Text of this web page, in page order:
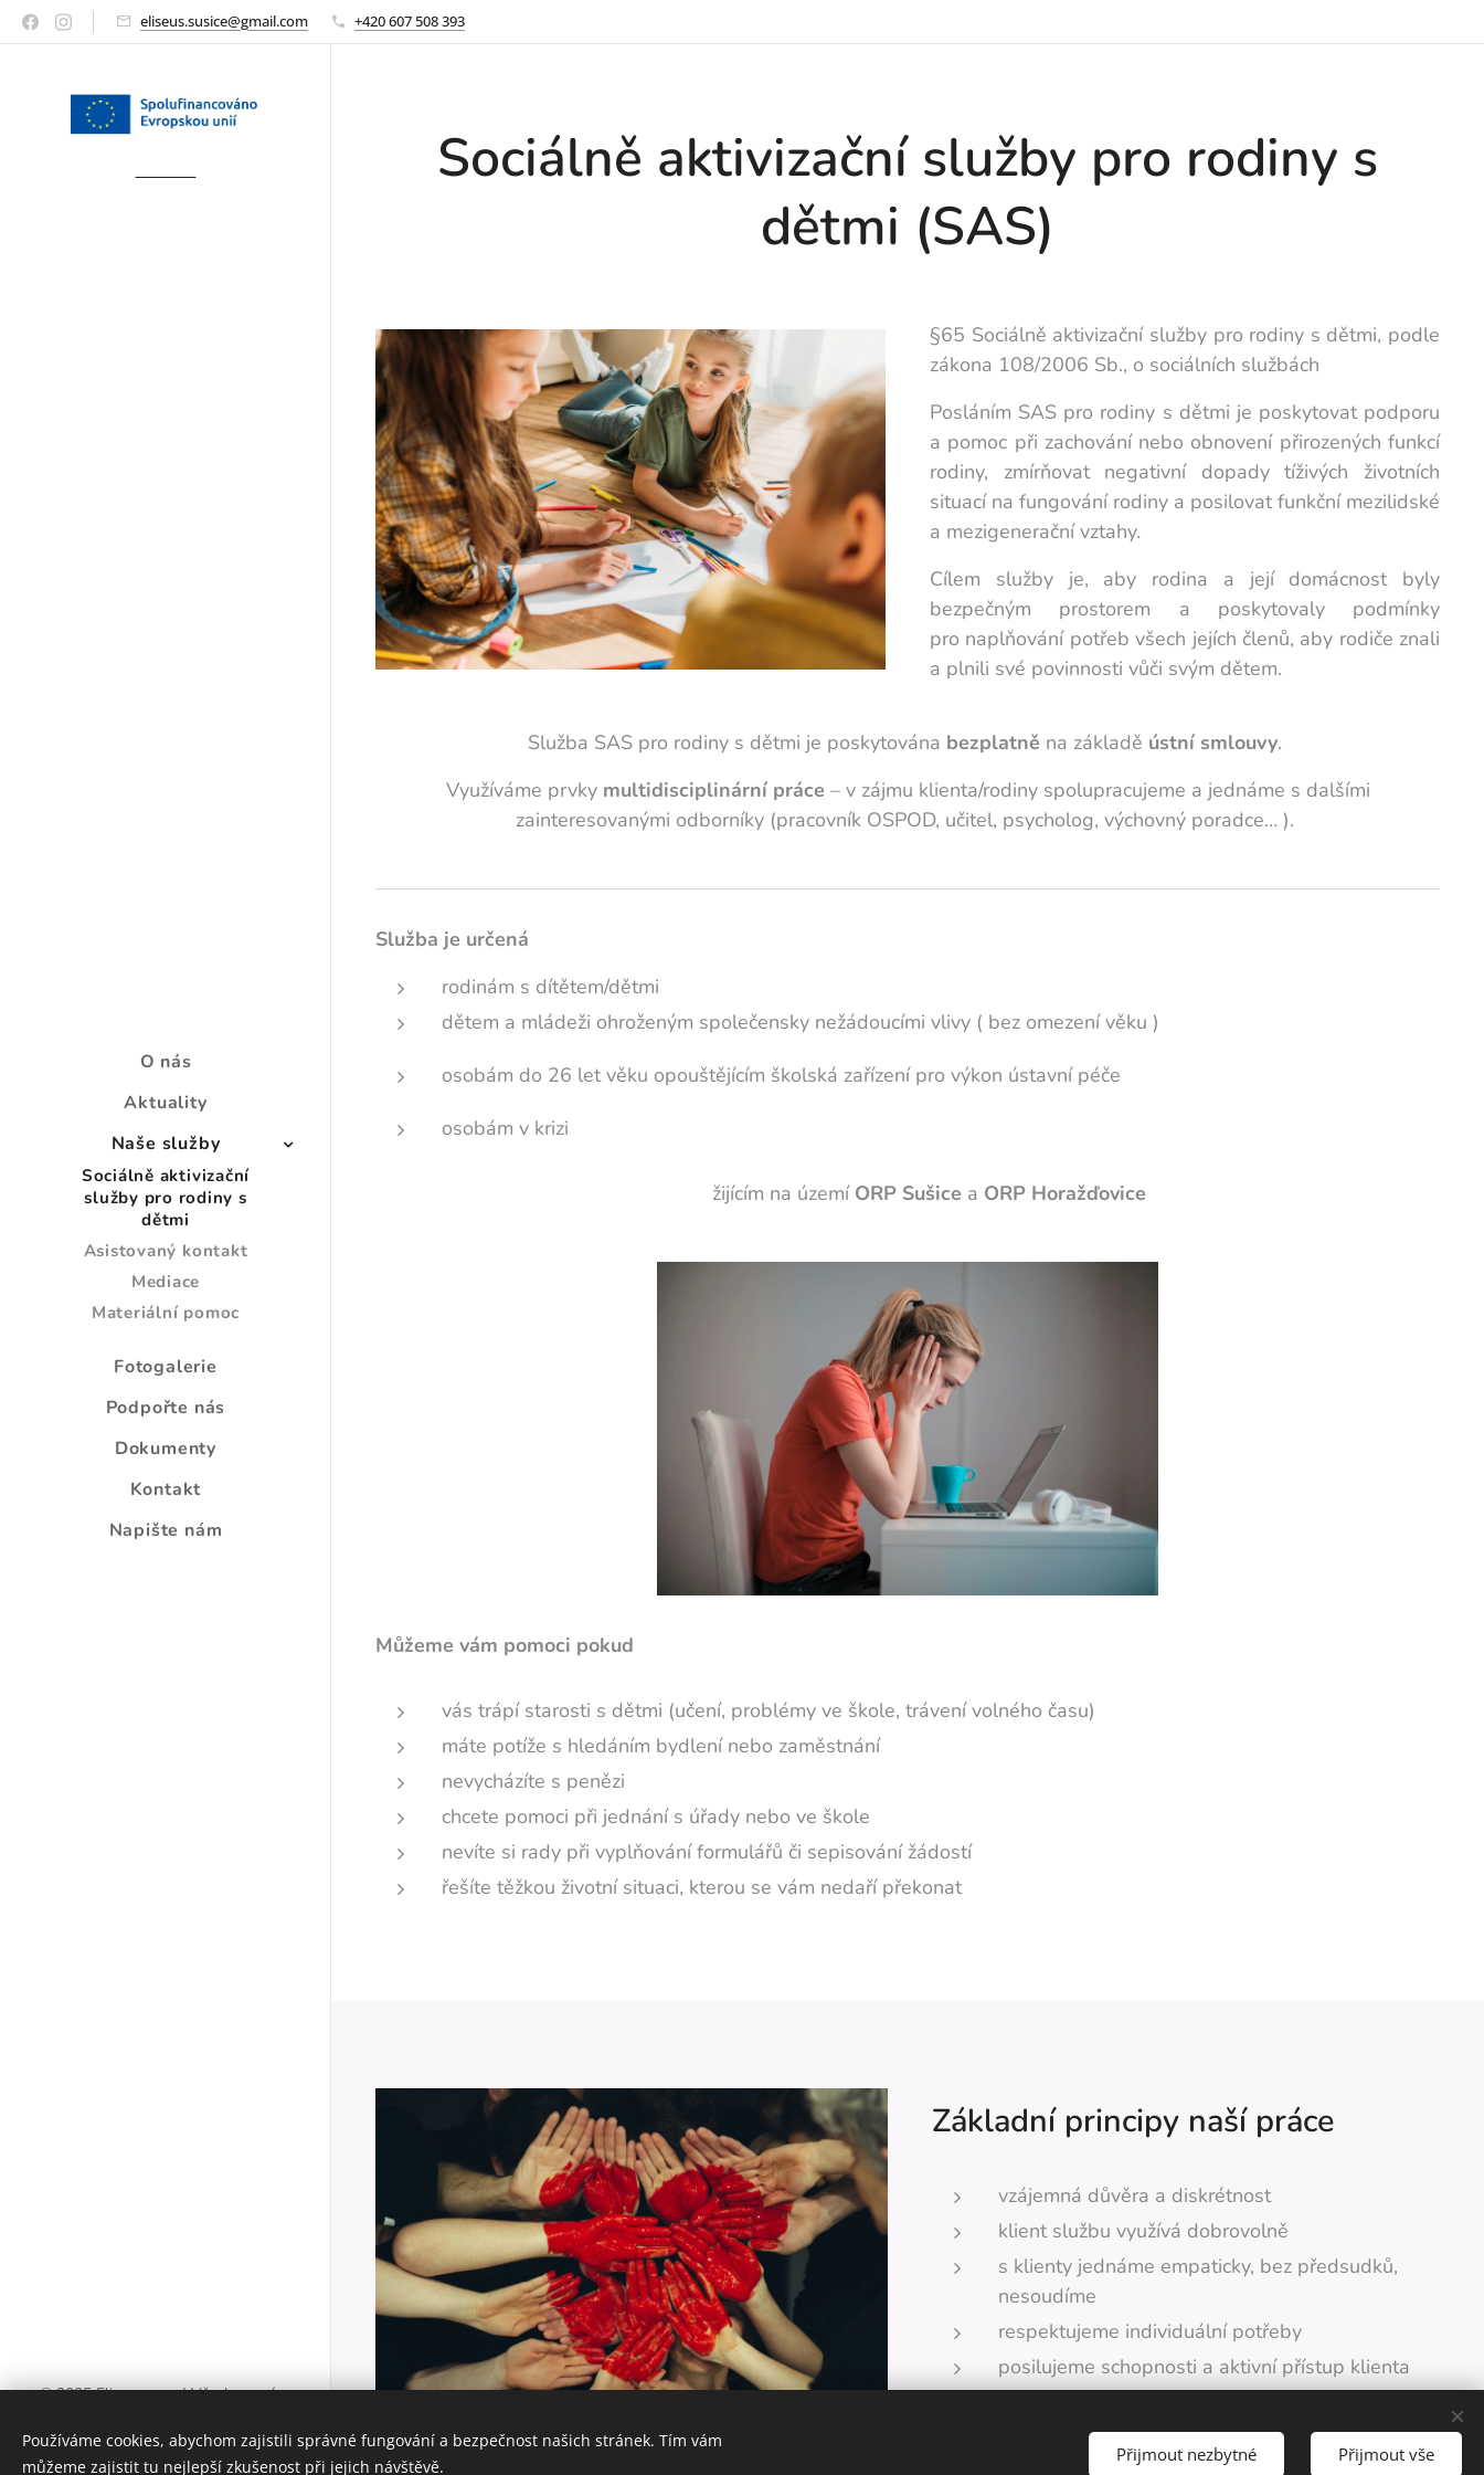
eliseus.susice@gmail.com +420 607 508 393
O nás
Aktuality
Naše služby
Sociálně aktivizační
služby pro rodiny s
dětmi
Asistovaný kontakt
Mediace
Materiální pomoc
Fotogalerie
Podpořte nás
Dokumenty
Kontakt
Napište nám
Sociálně aktivizační služby pro rodiny s
dětmi (SAS)
§65 Sociálně aktivizační služby pro rodiny s dětmi, podle
zákona 108/2006 Sb., o sociálních službách
Posláním SAS pro rodiny s dětmi je poskytovat podporu
a pomoc při zachování nebo obnovení přirozených funkcí
rodiny, zmírňovat negativní dopady tíživých životních
situací na fungování rodiny a posilovat funkční mezilidské
a mezigenerační vztahy.
Cílem služby je, aby rodina a její domácnost byly
bezpečným prostorem a poskytovaly podmínky
pro naplňování potřeb všech jejích členů, aby rodiče znali
a plnili své povinnosti vůči svým dětem.
Služba SAS pro rodiny s dětmi je poskytována bezplatně na základě ústní smlouvy.
Využíváme prvky multidisciplinární práce – v zájmu klienta/rodiny spolupracujeme a jednáme s dalšími
zainteresovanými odborníky (pracovník OSPOD, učitel, psycholog, výchovný poradce… ).
Služba je určená
rodinám s dítětem/dětmi
dětem a mládeži ohroženým společensky nežádoucími vlivy ( bez omezení věku )
osobám do 26 let věku opouštějícím školská zařízení pro výkon ústavní péče
osobám v krizi
žijícím na území ORP Sušice a ORP Horažďovice
Můžeme vám pomoci pokud
vás trápí starosti s dětmi (učení, problémy ve škole, trávení volného času)
máte potíže s hledáním bydlení nebo zaměstnání
nevycházíte s penězi
chcete pomoci při jednání s úřady nebo ve škole
nevíte si rady při vyplňování formulářů či sepisování žádostí
řešíte těžkou životní situaci, kterou se vám nedaří překonat
Základní principy naší práce
vzájemná důvěra a diskrétnost
klient službu využívá dobrovolně
s klienty jednáme empaticky, bez předsudků,
nesoudíme
respektujeme individuální potřeby
posilujeme schopnosti a aktivní přístup klienta
© 2025 Eliseus, z. s. | Všechna práva
Nezisková organizace
Používáme cookies, abychom zajistili správné fungování a bezpečnost našich stránek. Tím vám
můžeme zajistit tu nejlepší zkušenost při jejich návštěvě.
Přijmout nezbytné Přijmout vše